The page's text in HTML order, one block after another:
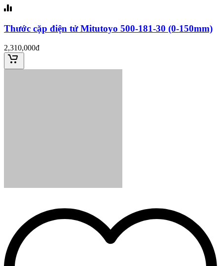
Thước cặp điện tử Mitutoyo 500-181-30 (0-150mm)
2,310,000đ